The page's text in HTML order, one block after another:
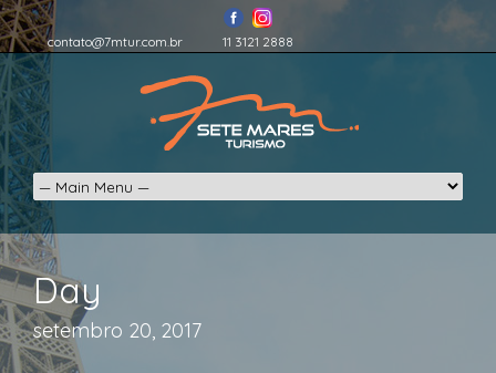
contato@7mtur.com.br 11 3121 2888
Day
setembro 20, 2017